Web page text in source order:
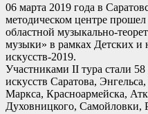
06 марта 2019 года в
методическом центре
областной музыкально-
музыки» в рамках Детских и
искусств-2019.
Участниками II тура стали
искусств Саратова,
Маркса, Красноармейска,
Духовницкого, Самойловки,